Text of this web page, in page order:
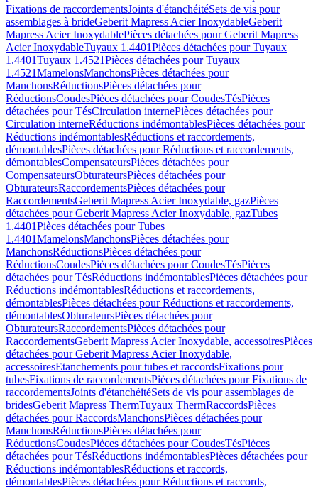
Fixations de raccordementsJoints d'étanchéitéSets de vis pour
assemblages à brideGeberit Mapress Acier InoxydableGeberit
Mapress Acier InoxydablePièces détachées pour Geberit Mapress
Acier InoxydableTuyaux 1.4401Pièces détachées pour Tuyaux
1.4401Tuyaux 1.4521Pièces détachées pour Tuyaux
1.4521MamelonsManchonsPièces détachées pour
ManchonsRéductionsPièces détachées pour
RéductionsCoudesPièces détachées pour CoudesTésPièces
détachées pour TésCirculation internePièces détachées pour
Circulation interneRéductions indémontablesPièces détachées pour
Réductions indémontablesRéductions et raccordements,
démontablesPièces détachées pour Réductions et raccordements,
démontablesCompensateursPièces détachées pour
CompensateursObturateursPièces détachées pour
ObturateursRaccordementsPièces détachées pour
RaccordementsGeberit Mapress Acier Inoxydable, gazPièces
détachées pour Geberit Mapress Acier Inoxydable, gazTubes
1.4401Pièces détachées pour Tubes
1.4401MamelonsManchonsPièces détachées pour
ManchonsRéductionsPièces détachées pour
RéductionsCoudesPièces détachées pour CoudesTésPièces
détachées pour TésRéductions indémontablesPièces détachées pour
Réductions indémontablesRéductions et raccordements,
démontablesPièces détachées pour Réductions et raccordements,
démontablesObturateursPièces détachées pour
ObturateursRaccordementsPièces détachées pour
RaccordementsGeberit Mapress Acier Inoxydable, accessoiresPièces
détachées pour Geberit Mapress Acier Inoxydable,
accessoiresEtanchements pour tubes et raccordsFixations pour
tubesFixations de raccordementsPièces détachées pour Fixations de
raccordementsJoints d'étanchéitéSets de vis pour assemblages de
bridesGeberit Mapress ThermTuyaux ThermRaccordsPièces
détachées pour RaccordsManchonsPièces détachées pour
ManchonsRéductionsPièces détachées pour
RéductionsCoudesPièces détachées pour CoudesTésPièces
détachées pour TésRéductions indémontablesPièces détachées pour
Réductions indémontablesRéductions et raccords,
démontablesPièces détachées pour Réductions et raccords,